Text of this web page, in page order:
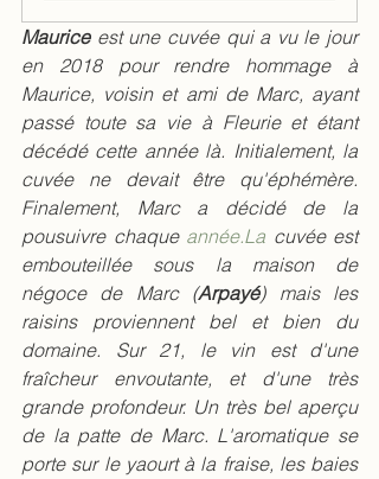
Maurice est une cuvée qui a vu le jour
en 2018 pour rendre hommage à
Maurice, voisin et ami de Marc, ayant
passé toute sa vie à Fleurie et étant
décédé cette année là. Initialement, la
cuvée ne devait être qu'éphémère.
Finalement, Marc a décidé de la
pousuivre chaque année.La cuvée est
embouteillée sous la maison de
négoce de Marc (Arpayé) mais les
raisins proviennent bel et bien du
domaine. Sur 21, le vin est d'une
fraîcheur envoutante, et d'une très
grande profondeur. Un très bel aperçu
de la patte de Marc. L'aromatique se
porte sur le yaourt à la fraise, les baies